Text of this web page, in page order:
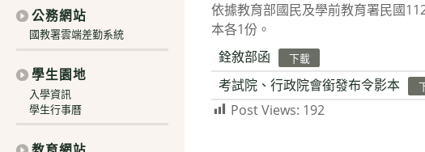
依據教育部國民及學前教育署民國
本各1份。
銓敘部函
下載
考試院、行政院會銜發布令影本
Post Views: 192
公務網站
國教署雲端差勤系統
學生園地
入學資訊
學生行事曆